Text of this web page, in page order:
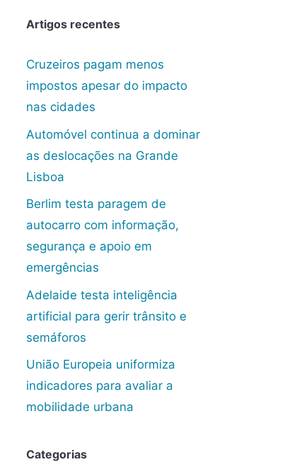
Artigos recentes
Cruzeiros pagam menos
impostos apesar do impacto
nas cidades
Automóvel continua a dominar
as deslocações na Grande
Lisboa
Berlim testa paragem de
autocarro com informação,
segurança e apoio em
emergências
Adelaide testa inteligência
artificial para gerir trânsito e
semáforos
União Europeia uniformiza
indicadores para avaliar a
mobilidade urbana
Categorias